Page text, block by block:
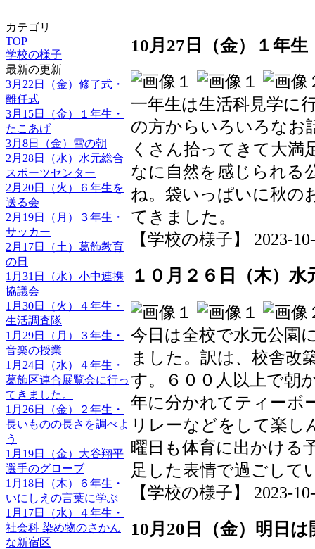
カテゴリ
TOP
学校の様子
最新の更新
3月22日（金）修了式・
離任式
3月15日（金）１年生・
たこあげ
3月8日（金）雪の朝
2月28日（水）水元総合
スポーツセンター
2月20日（火）６年生を
送る会
2月19日（月）３年生・
サッカー
2月17日（土）葛飾教育
の日
1月31日（水）小中連携
協議会
1月30日（火）４年生・
生活調査隊
1月29日（月）３年生・
音楽の授業
1月24日（水）４年生・
葛飾区連合展覧会に行っ
てきました。
1月26日（金）２年生・
長いものの長さを調べよ
う
1月19日（金）大谷翔平
選手のグローブ
1月18日（木）６年生・
いにしえの言葉に学ぶ
1月17日（水）４年生・
社会科 染め物のさかん
な新宿区
10月27日（金）１年
一年生は生活科見学に
の方からいろいろなお
くさん拾ってきて大満
なに自然を感じられる
ね。袋いっぱいに秋の
てきました。
【学校の様子】 2023-
１０月２６日（木）
今日は全校で水元公園
ました。訳は、校舎改
す。６００人以上で朝
年に分かれてティーボ
リレーなどをして楽し
曜日も体育に出かける
足した表情で過ごして
【学校の様子】 2023-
10月20日（金）明日